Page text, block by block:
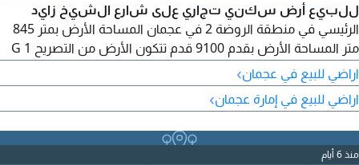
للبيع أرض سكني تجاري على شارع الشيخ زايد
الرئيسي في منطقة الروضة 2 في عجمان المساحة الأرض بمتر 845
متر المساحة الأرض بقدم 9100 قدم تتكون الأرض من التصريح G 1
السعر 5250000 مليون قابل التفاوض تملك حر لجميع الجنسيات
اراضي للبيع في عجمان›
اراضي للبيع في إمارة عجمان›
منذ 6 أيام